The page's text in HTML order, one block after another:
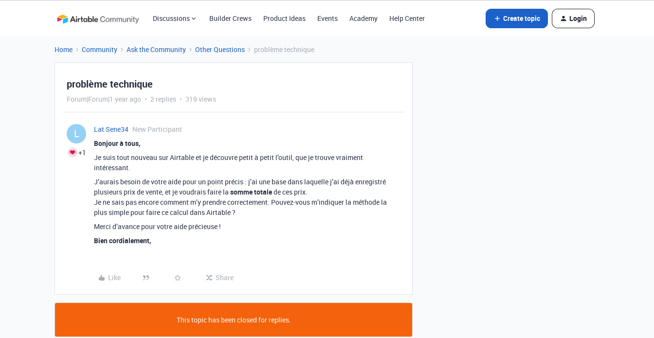
Discussions Builder Crews Product Ideas Events Academy Help Center Create topic Login
Home Community Ask the Community Other Questions problème technique
problème technique
Forum|Forum|1 year ago 2 replies 319 views
L
+1
Lat Sene34 New Participant
Bonjour à tous,
Je suis tout nouveau sur Airtable et je découvre petit à petit l’outil, que je trouve vraiment
intéressant.
J’aurais besoin de votre aide pour un point précis : j’ai une base dans laquelle j’ai déjà enregistré
plusieurs prix de vente, et je voudrais faire la somme totalede ces prix.
Je ne sais pas encore comment m’y prendre correctement. Pouvez-vous m’indiquer la méthode la
plus simple pour faire ce calcul dans Airtable ?
Merci d’avance pour votre aide précieuse !
Bien cordialement,
Like Share
This topic has been closed for replies.